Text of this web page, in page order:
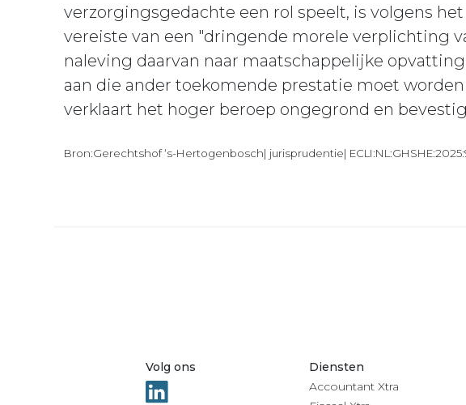
verzorgingsgedachte een rol speelt, is volgens
vereiste van een "dringende morele verplichting
naleving daarvan naar maatschappelijke
aan die ander toekomende prestatie moet
verklaart het hoger beroep ongegrond en
Bron:Gerechtshof ‘s-Hertogenbosch| jurisprudentie|
Volg ons
Diensten
Accountant Xtra